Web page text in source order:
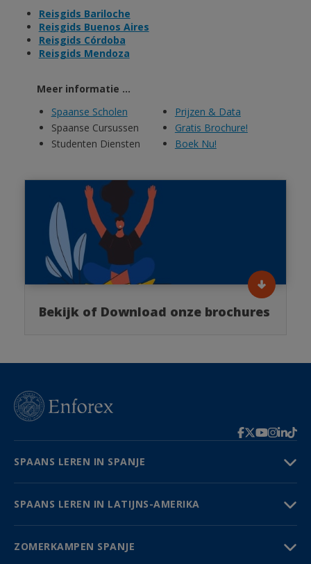
Reisgids Bariloche
Reisgids Buenos Aires
Reisgids Córdoba
Reisgids Mendoza
Meer informatie ...
Spaanse Scholen
Spaanse Cursussen
Studenten Diensten
Prijzen & Data
Gratis Brochure!
Boek Nu!
Bekijk of Download onze brochures
SPAANS LEREN IN SPANJE
SPAANS LEREN IN LATIJNS-AMERIKA
ZOMERKAMPEN SPANJE